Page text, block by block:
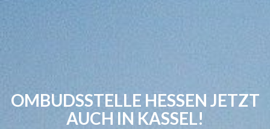
OMBUDSSTELLE HESSEN JETZT
AUCH IN KASSEL!